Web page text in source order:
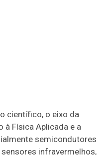
científico, o eixo da
à Física Aplicada e a
semicondutores
infravermelhos,